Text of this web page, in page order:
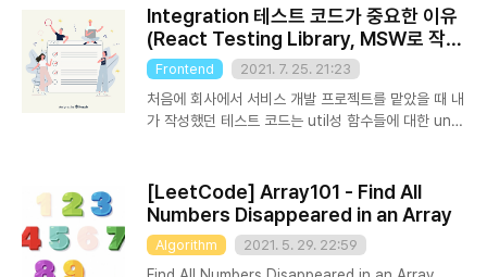
웹 사이트에 접속하면 브라우저는 서버에 간단한
HTTP 요청을 전송하고, 서버로부터 전달 받은
HTML을 렌더링하는 방식인 것이다. 화면에 어떠한
변화를 주려고 화면을 전환하면 그 때마다 서버로부터
새로운 HTML을 전송 받아서 다시 렌더링해야 했다.
당연히 매 번 처음부터 새로 렌더링하기 때문에 성능적
자바스크립트를 통해서 서버와 브라우저가 비동기로
데이터를 주고 받을 수 있는 Ajax..
Integration 테스트 코드가 중요한 이유
(React Testing Library, MSW로 작성
해보기)
Frontend 2021. 7. 25. 21:23
처음에 회사에서 서비스 개발 프로젝트를 맡았을 때 내
가 작성했던 테스트 코드는 util성 함수들에 대한 unit
unit 테스트들을 작성하였는데 방법은 매우 간단했다.
Saga Generator 함수들을 실행했을 때 어떤 이펙트
들이 순차적으로 실행되는지 각 단계 별로 mocking
하여 테스트하는 방식이다. 그 때 내가 작성했던 테스
트 코드 한 대목을 가져와봤다. describe('1.
[LeetCode] Array101 - Find All
Numbers Disappeared in an Array
Algorithm 2021. 5. 29. 22:59